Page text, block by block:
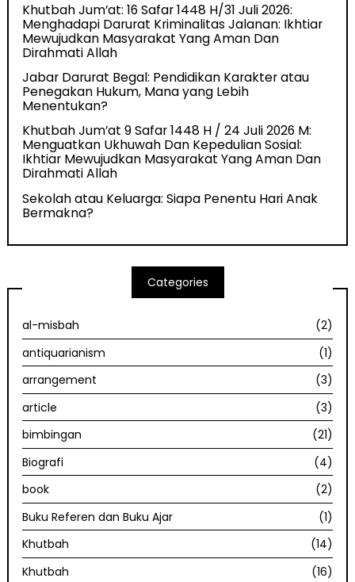
Khutbah Jum’at: 16 Safar 1448 H/31 Juli 2026:
Menghadapi Darurat Kriminalitas Jalanan: Ikhtiar
Mewujudkan Masyarakat Yang Aman Dan
Dirahmati Allah
Jabar Darurat Begal: Pendidikan Karakter atau
Penegakan Hukum, Mana yang Lebih
Menentukan?
Khutbah Jum’at 9 Safar 1448 H / 24 Juli 2026 M:
Menguatkan Ukhuwah Dan Kepedulian Sosial:
Ikhtiar Mewujudkan Masyarakat Yang Aman Dan
Dirahmati Allah
Sekolah atau Keluarga: Siapa Penentu Hari Anak
Bermakna?
Categories
al-misbah
(2)
antiquarianism
(1)
arrangement
(3)
article
(3)
bimbingan
(21)
Biografi
(4)
book
(2)
Buku Referen dan Buku Ajar
(1)
Khutbah
(14)
Khutbah
(16)